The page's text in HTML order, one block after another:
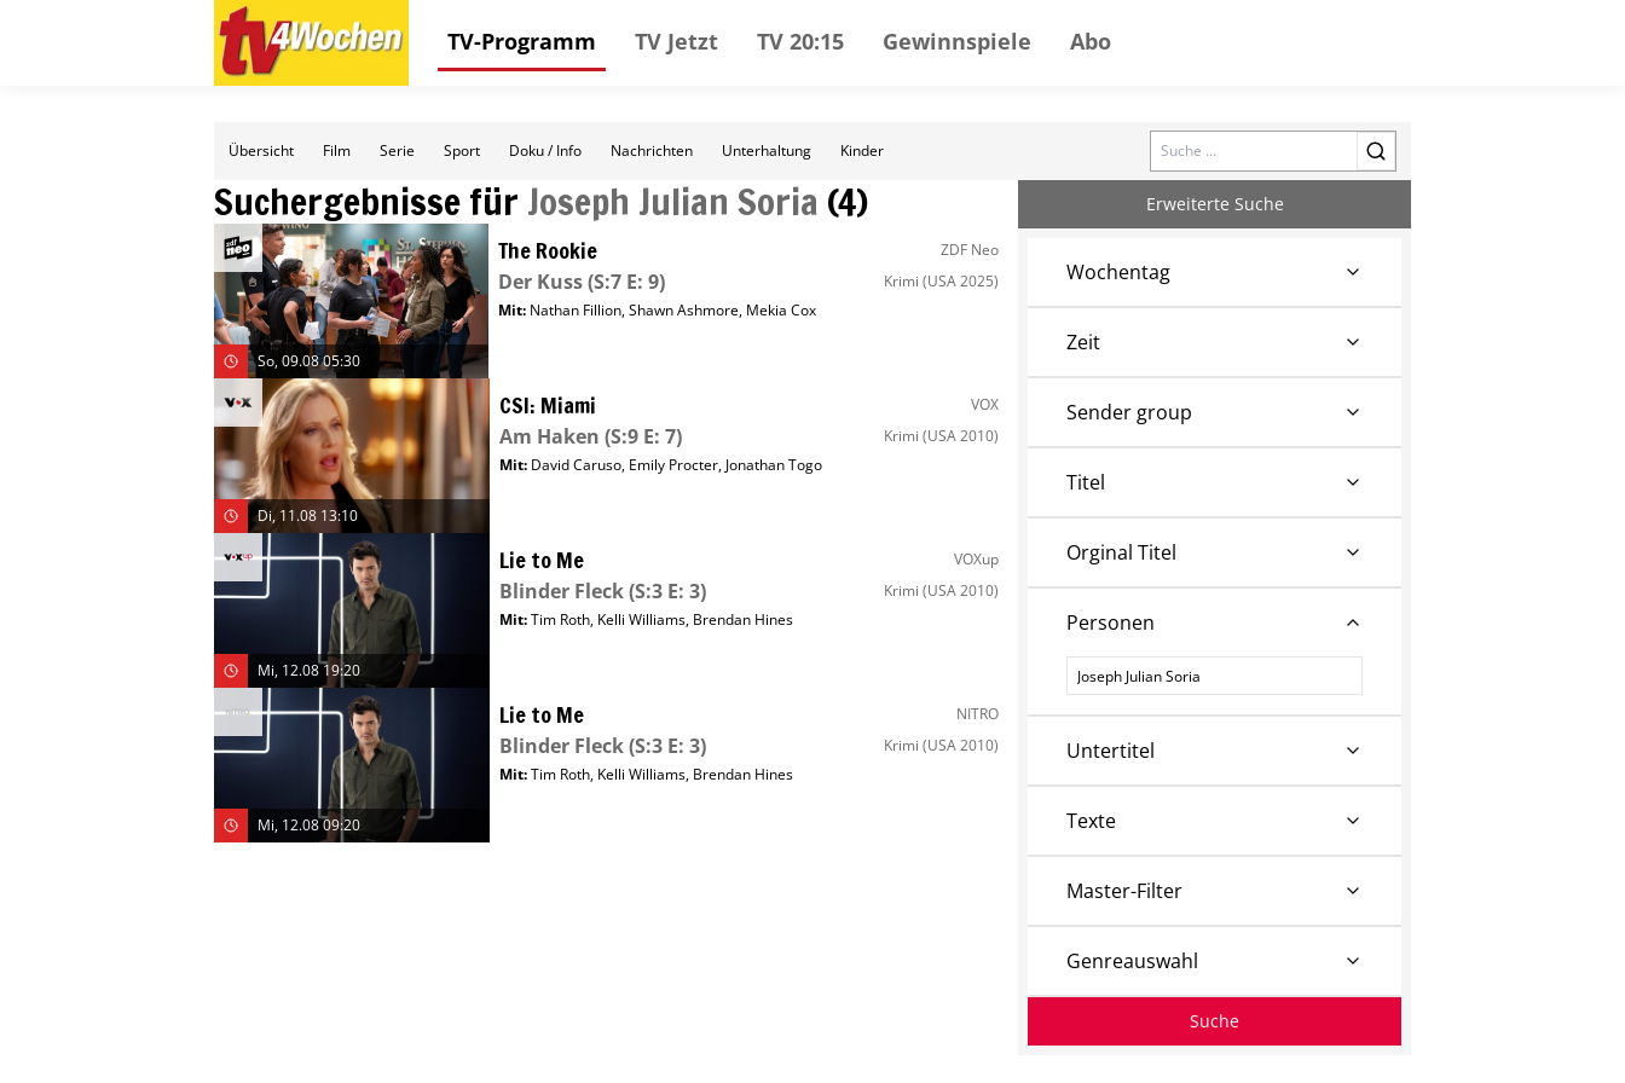
TV-Programm TV Jetzt TV 20:15 Gewinnspiele Abo
Übersicht Film Serie Sport Doku / Info Nachrichten Unterhaltung Kinder Search
Suchergebnisse für Joseph Julian Soria (4)
So, 09.08 05:30
The Rookie ZDF Neo
Der Kuss(S:7 E: 9) Krimi (USA 2025)
Mit: Nathan Fillion,Shawn Ashmore, Mekia Cox
Di, 11.08 13:10
CSI: Miami VOX
Am Haken (S:9 E: 7) Krimi (USA 2010)
Mit: David Caruso, Emily Procter, Jonathan Togo
Mi, 12.08 19:20
Lie to Me VOXup
Blinder Fleck(S:3 E: 3) Krimi (USA 2010)
Mit:Tim Roth, Kelli Williams, Brendan Hines
Mi, 12.08 09:20
Lie to Me NITRO
Blinder Fleck(S:3 E: 3) Krimi (USA 2010)
Mit:Tim Roth, Kelli Williams, Brendan Hines
Erweiterte Suche
Wochentag
Zeit
Sender group
Titel
Orginal Titel
Personen
Personen
Untertitel
Texte
Master-Filter
Genreauswahl
Suche